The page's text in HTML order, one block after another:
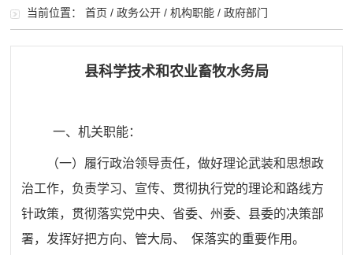
当前位置：首页 /政务公开 /机构职能 /政府部门
县科学技术和农业畜牧水务局
一、机关职能：
（一） 履行政治领导责任，做好理论武装和思想政
治工作， 负责学习、宣传、贯彻执行党的理论和路线方
针政策，贯彻落实党中央、省委、州委、县委的决策部
署，发挥好把方向、管大局、
保落实的重要作用。